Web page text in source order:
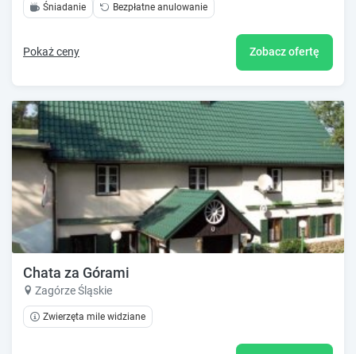
Śniadanie Bezpłatne anulowanie
Pokaż ceny Zobacz ofertę
Chata za Górami
Zagórze Śląskie
Zwierzęta mile widziane